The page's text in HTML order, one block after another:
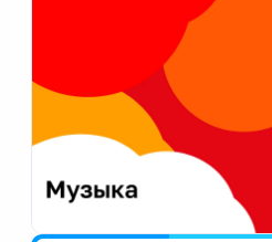
Екатеринбург
Калининград
Калуга